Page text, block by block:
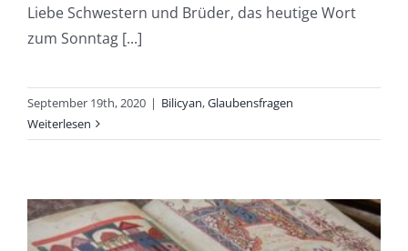
Liebe Schwestern und Brüder, das heutige Wort
zum Sonntag [...]
September 19th, 2020 | Bilicyan,Glaubensfragen
Weiterlesen